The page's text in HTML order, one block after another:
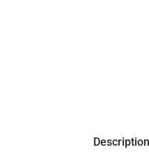
Description